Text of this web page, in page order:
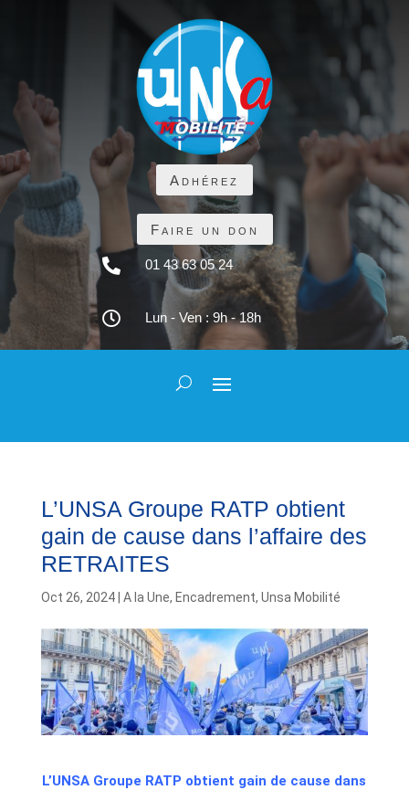
Adhérez
Faire un don
 01 43 63 05 24
 Lun - Ven : 9h - 18h
L’UNSA Groupe RATP obtient
gain de cause dans l’affaire des
RETRAITES
Oct 26, 2024| A la Une, Encadrement, Unsa Mobilité
L’UNSA Groupe RATP obtient gain de cause dans